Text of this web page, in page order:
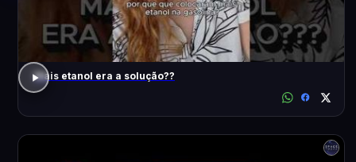
Mais etanol era a solução??